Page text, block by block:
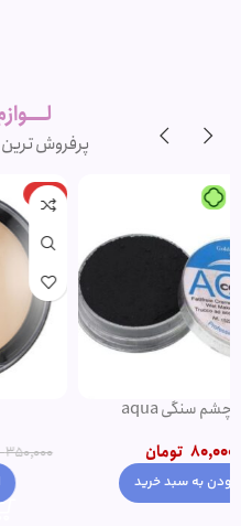
برند
پرفروش
-1%
پنکک مهرونا
350,000 تومان تومان
انتخاب گزینه ها